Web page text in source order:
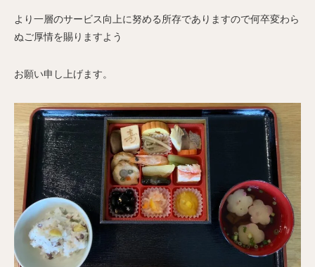
より一層のサービス向上に努める所存でありますので何卒変わら
ぬご厚情を賜りますよう
お願い申し上げます。